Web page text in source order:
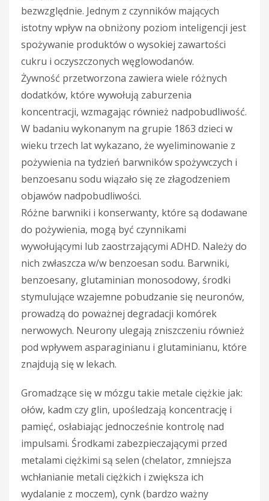
bezwzględnie. Jednym z czynników mających
istotny wpływ na obniżony poziom inteligencji jest
spożywanie produktów o wysokiej zawartości
cukru i oczyszczonych węglowodanów.
Żywność przetworzona zawiera wiele różnych
dodatków, które wywołują zaburzenia
koncentracji, wzmagając również nadpobudliwość.
W badaniu wykonanym na grupie 1863 dzieci w
wieku trzech lat wykazano, że wyeliminowanie z
pożywienia na tydzień barwników spożywczych i
benzoesanu sodu wiązało się ze złagodzeniem
objawów nadpobudliwości.
Różne barwniki i konserwanty, które są dodawane
do pożywienia, mogą być czynnikami
wywołującymi lub zaostrzającymi ADHD. Należy do
nich zwłaszcza w/w benzoesan sodu. Barwniki,
benzoesany, glutaminian monosodowy, środki
stymulujące wzajemne pobudzanie się neuronów,
prowadzą do poważnej degradacji komórek
nerwowych. Neurony ulegają zniszczeniu również
pod wpływem asparaginianu i glutaminianu, które
znajdują się w lekach.
Gromadzące się w mózgu takie metale ciężkie jak:
ołów, kadm czy glin, upośledzają koncentrację i
pamięć, osłabiając jednocześnie kontrolę nad
impulsami. Środkami zabezpieczającymi przed
metalami ciężkimi są selen (chelator, zmniejsza
wchłanianie metali ciężkich i zwiększa ich
wydalanie z moczem), cynk (bardzo ważny